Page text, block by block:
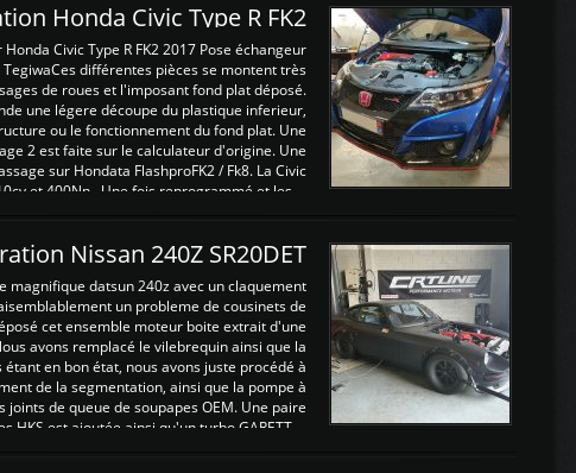
Honda Civic Type R FK2
Civic Type R FK2 2017 Pose échangeur
différentes pièces se montent très
de roues et l'imposant fond plat déposé.
une légere découpe du plastique inferieur,
ou le fonctionnement du fond plat. Une
2 est faite sur le calculateur d'origine. Une
sur Hondata FlashproFK2 / Fk8. La Civic
et 400Nn , Une fois reprogrammé et les ...
Nissan 240Z SR20DET
magnifique datsun 240z avec un claquement
un probleme de cousinets de
cet ensemble moteur boite extrait d'une
avons remplacé le vilebrequin ainsi que la
en bon état, nous avons juste procédé à
de la segmentation, ainsi que la pompe à
joints de queue de soupapes OEM. Une paire
HKS est ajoutée ainsi qu'un turbo GARETT ...